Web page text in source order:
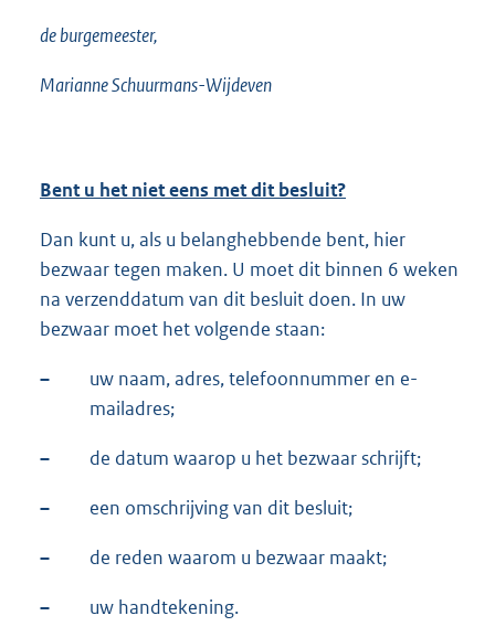
de burgemeester,
Marianne Schuurmans-Wijdeven
Bent u het niet eens met dit besluit?
Dan kunt u, als u belanghebbende bent, hier
bezwaar tegen maken. U moet dit binnen 6 weken
na verzenddatum van dit besluit doen. In uw
bezwaar moet het volgende staan:
–
uw naam, adres, telefoonnummer en e-
mailadres;
– de datum waarop u het bezwaar schrijft;
– een omschrijving van dit besluit;
– de reden waarom u bezwaar maakt;
– uw handtekening.